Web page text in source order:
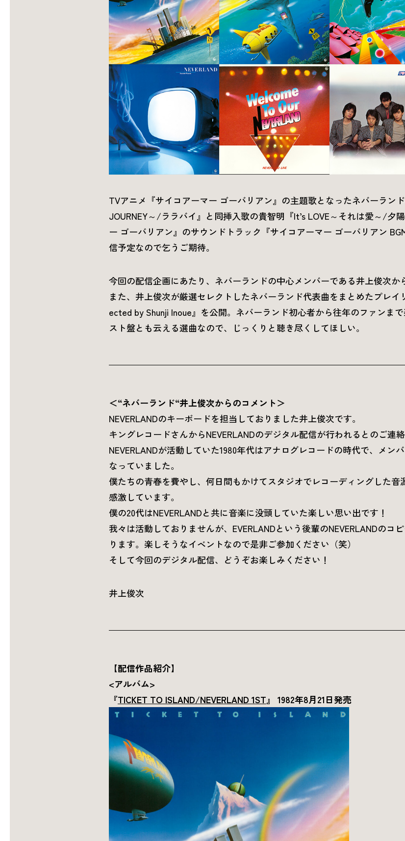
TVアニメ『サイコアーマー ゴーバリアン』の主題歌となったネバーラン
JOURNEY～/ララバイ』と同挿入歌の貴智明『It’s LOVE～それは愛～/夕
ー ゴーバリアン』のサウンドトラック『サイコアーマー ゴーバリアン
信予定なので乞うご期待。
今回の配信企画にあたり、ネバーランドの中心メンバーである井上俊次か
また、井上俊次が厳選セレクトしたネバーランド代表曲をまとめたプレイ
ected by Shunji Inoue』を公開。ネバーランド初心者から往年のファンま
スト盤とも云える選曲なので、じっくりと聴き尽くしてほしい。
＜“ネバーランド“井上俊次からのコメント＞
NEVERLANDのキーボードを担当しておりました井上俊次です。
キングレコードさんからNEVERLANDのデジタル配信が行われるとのご連
NEVERLANDが活動していた1980年代はアナログレコードの時代で、メン
なっていました。
僕たちの青春を費やし、何日間もかけてスタジオでレコーディングした音
感激しています。
僕の20代はNEVERLANDと共に音楽に没頭していた楽しい思い出です！
我々は活動しておりませんが、EVERLANDという後輩のNEVERLANDのコ
ります。楽しそうなイベントなので是非ご参加ください（笑）
そして今回のデジタル配信、どうぞお楽しみください！
井上俊次
【配信作品紹介】
<アルバム>
『TICKET TO ISLAND/NEVERLAND 1ST』 1982年8月21日発売